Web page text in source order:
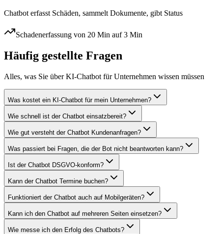
Chatbot erfasst Schäden, sammelt Dokumente, gibt Status
Schadenerfassung von 20 Min auf 3 Min
Häufig gestellte Fragen
Alles, was Sie überKI-Chatbot für Unternehmen wissen müssen
Was kostet ein KI-Chatbot für mein Unternehmen?
Wie schnell ist der Chatbot einsatzbereit?
Wie gut versteht der Chatbot Kundenanfragen?
Was passiert bei Fragen, die der Bot nicht beantworten kann?
Ist der Chatbot DSGVO-konform?
Kann der Chatbot Termine buchen?
Funktioniert der Chatbot auch auf Mobilgeräten?
Kann ich den Chatbot auf mehreren Seiten einsetzen?
Wie messe ich den Erfolg des Chatbots?